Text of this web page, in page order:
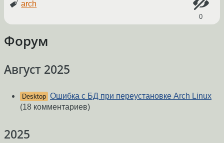
0
arch
Форум
Август 2025
Desktop Ошибка с БД при переустановке Arch Linux
(18 комментариев)
2025